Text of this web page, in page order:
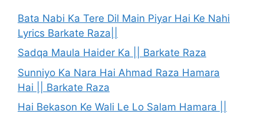
Bata Nabi Ka Tere Dil Main Piyar Hai Ke Nahi
Lyrics Barkate Raza||
Sadqa Maula Haider Ka || Barkate Raza
Sunniyo Ka Nara Hai Ahmad Raza Hamara
Hai || Barkate Raza
Hai Bekason Ke Wali Le Lo Salam Hamara ||